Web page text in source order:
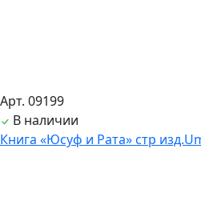
Арт. 09199
В наличии
Книга «Юсуф и Рата» стр